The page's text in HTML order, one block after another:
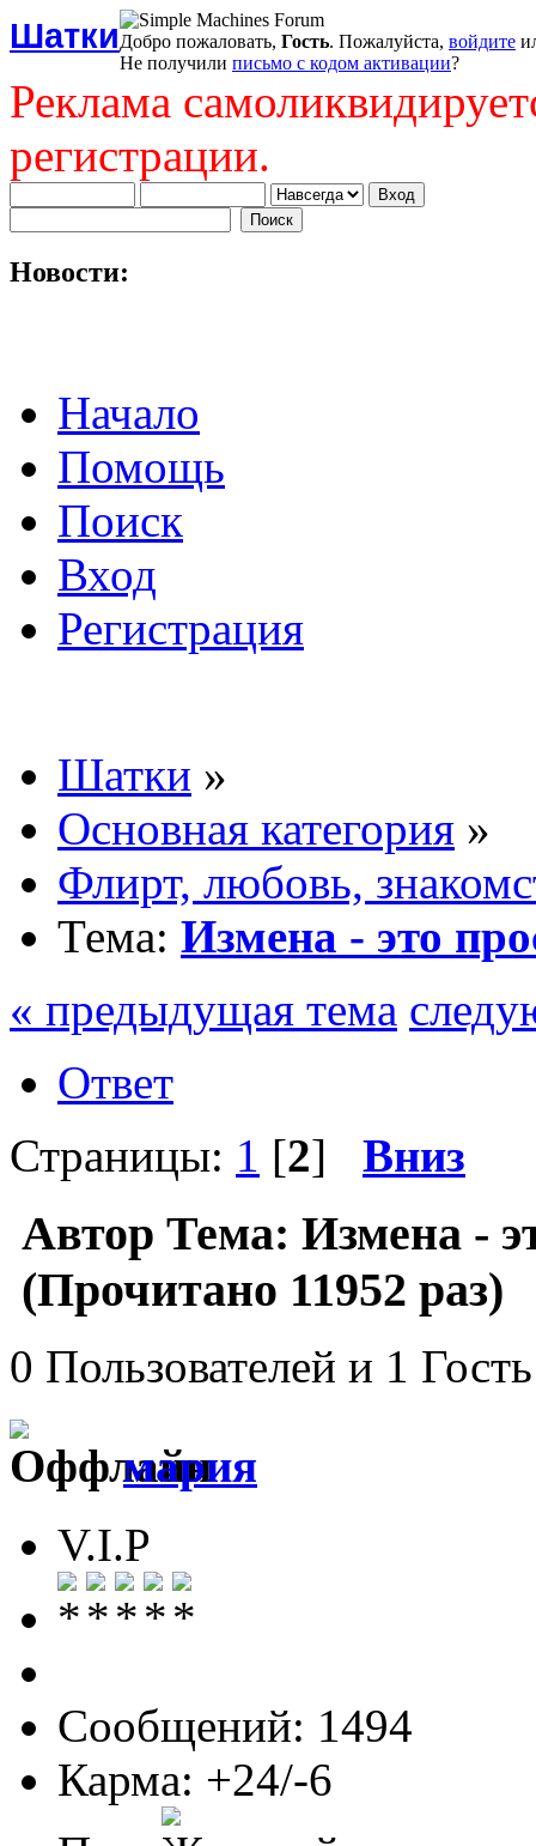
ШаткиДобро пожаловать, Гость. Пожалуйста, войдите
Не получили письмо с кодом активации?
Реклама
регистрации.
Новости:
Начало
Помощь
Поиск
Вход
Регистрация
Шатки »
Основная категория »
Флирт, любовь,
Тема: Измена - это
« предыдущая тема
Ответ
Страницы: 1 [2] Вниз
Автор Тема: Измена -
(Прочитано 11952 раз)
0 Пользователей и 1
мария
V.I.P
Сообщений: 1494
Карма: +24/-6